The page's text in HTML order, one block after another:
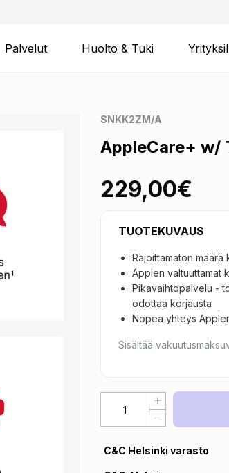
Palvelut Huolto & Tuki
SNKK2ZM/A
AppleCare+ w/
229,00€
TUOTEKUVAUS
Rajoittamaton
Applen valtuuttamat
Pikavaihtopalvelu -
odottaa korjausta
Nopea yhteys
Sisältää
C&C Helsinki varasto